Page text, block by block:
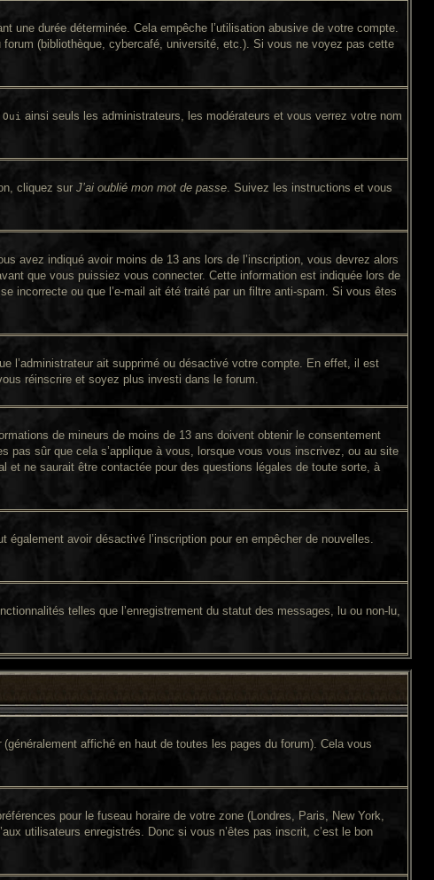
une durée déterminée. Cela empêche l’utilisation abusive de votre compte.
(bibliothèque, cybercafé, université, etc.). Si vous ne voyez pas cette
Oui ainsi seuls les administrateurs, les modérateurs et vous verrez votre nom
cliquez sur J’ai oublié mon mot de passe. Suivez les instructions et vous
avez indiqué avoir moins de 13 ans lors de l’inscription, vous devrez alors
que vous puissiez vous connecter. Cette information est indiquée lors de
incorrecte ou que l’e-mail ait été traité par un filtre anti-spam. Si vous êtes
l’administrateur ait supprimé ou désactivé votre compte. En effet, il est
réinscrire et soyez plus investi dans le forum.
de mineurs de moins de 13 ans doivent obtenir le consentement
pas sûr que cela s’applique à vous, lorsque vous vous inscrivez, ou au site
et ne saurait être contactée pour des questions légales de toute sorte, à
avoir désactivé l’inscription pour en empêcher de nouvelles.
telles que l’enregistrement du statut des messages, lu ou non-lu,
(généralement affiché en haut de toutes les pages du forum). Cela vous
pour le fuseau horaire de votre zone (Londres, Paris, New York,
utilisateurs enregistrés. Donc si vous n’êtes pas inscrit, c’est le bon